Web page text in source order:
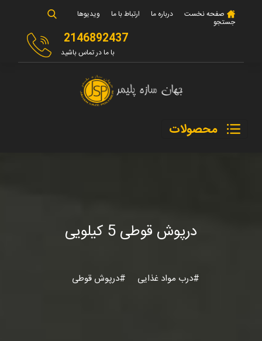
صفحه نخست درباره ما ارتباط با ما ویدیوها
جستجو
2146892437
با ما در تماس باشید
محصولات
درپوش قوطی 5 کیلویی
#درب مواد غذایی #درپوش قوطی